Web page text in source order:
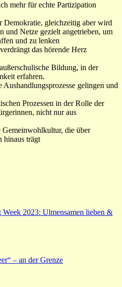
mehr für echte Partizipation
Demokratie, gleichzeitig aber wird
und Netze gezielt angetrieben, um
und zu lenken
das hörende Herz
Bildung, in der
erfahren.
Aushandlungsprozesse gelingen und
Prozessen in der Rolle der
nicht nur aus
Gemeinwohlkultur, die über
hinaus trägt
2023: Ulmensamen lieben &
– an der Grenze